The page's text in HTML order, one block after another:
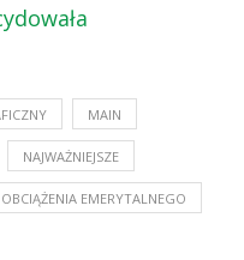
MAIN
NAJWAŻNIEJSZE
EMERYTALNEGO